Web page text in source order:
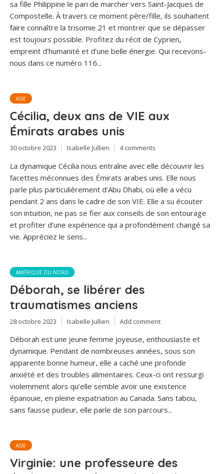
sa fille Philippine le pari de marcher vers Saint-Jacques de
Compostelle. À travers ce moment père/fille, ils souhaitent
faire connaître la trisomie 21 et montrer que se dépasser
est toujours possible. Profitez du récit de Cyprien,
empreint d’humanité et d’une belle énergie. Qui recevons-
nous dans ce numéro 116...
ASIE
Cécilia, deux ans de VIE aux
Émirats arabes unis
30 octobre 2023 Isabelle Jullien 4 comments
La dynamique Cécilia nous entraîne avec elle découvrir les
facettes méconnues des Émirats arabes unis. Elle nous
parle plus particulièrement d’Abu Dhabi, où elle a vécu
pendant 2 ans dans le cadre de son VIE. Elle a su écouter
son intuition, ne pas se fier aux conseils de son entourage
et profiter d’une expérience qui a profondément changé sa
vie. Appréciez le sens...
AMÉRIQUE DU NORD
Déborah, se libérer des
traumatismes anciens
28 octobre 2023 Isabelle Jullien Add comment
Déborah est une jeune femme joyeuse, enthousiaste et
dynamique. Pendant de nombreuses années, sous son
apparente bonne humeur, elle a caché une profonde
anxiété et des troubles alimentaires. Ceux-ci ont ressurgi
violemment alors qu’elle semble avoir une existence
épanouie, en pleine expatriation au Canada. Sans tabou,
sans fausse pudeur, elle parle de son parcours...
ASIE
Virginie: une professeure des